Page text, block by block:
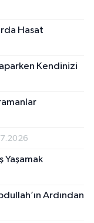
Hasat
Kendinizi
Yaşamak
Ardından